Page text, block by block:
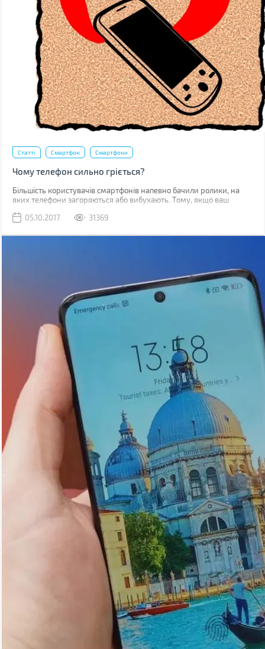
Статті Смартфон Смартфони
Чому телефон сильно гріється?
Більшість користувачів смартфонів напевно бачили ролики, на
яких телефони загоряються або вибухають. Тому, якщо ваш
безпечно.
05.10.2017 31369